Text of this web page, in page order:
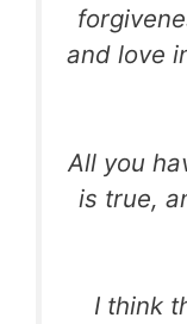
and love
All you
is true,
I think